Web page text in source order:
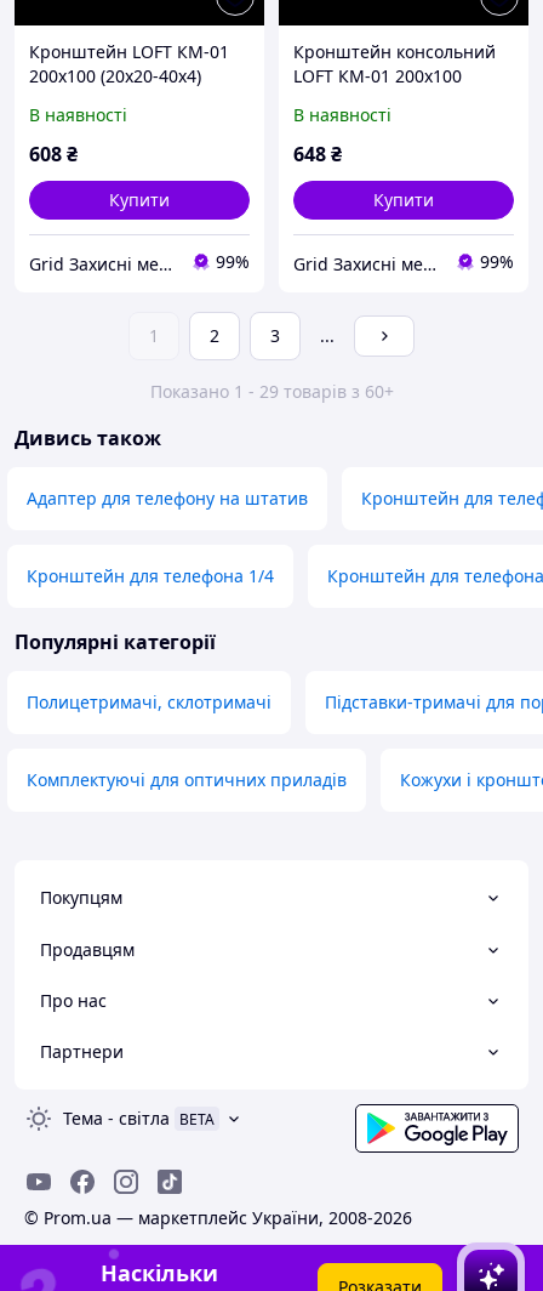
Кронштейн LOFT КМ-01
200х100 (20х20-40х4)
В наявності
608₴
Купити
Grid Захисні металовироби 99%
Кронштейн консольний
LOFT КМ-01 200х100
універсальний 1шт білий
В наявності
648₴
Купити
Grid Захисні металовироби 99%
1 2 3 ...
Показано 1 - 29 товарів з 60+
Дивись також
Адаптер для телефону на штатив Кронштейн для
Кронштейн для телефона 1/4 Кронштейн для телефона
Популярні категорії
Полицетримачі, склотримачі Підставки-тримачі для
Комплектуючі для оптичних приладів Кожухи і
Покупцям
Продавцям
Про нас
Партнери
Тема - світла BETA
© Prom.ua — маркетплейс України, 2008-2026
Наскільки